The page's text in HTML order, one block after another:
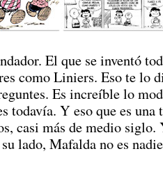
El que se inventó
como Liniers. Eso te lo
Es increíble lo
todavía. Y eso que es una
casi más de medio siglo.
lado, Mafalda no es